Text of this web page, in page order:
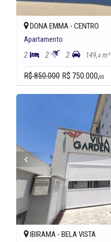
DONA EMMA - CENTRO
Apartamento
2 2 2 149,4 m²
R$ 850.000 R$ 750.000,00
IBIRAMA - BELA VISTA